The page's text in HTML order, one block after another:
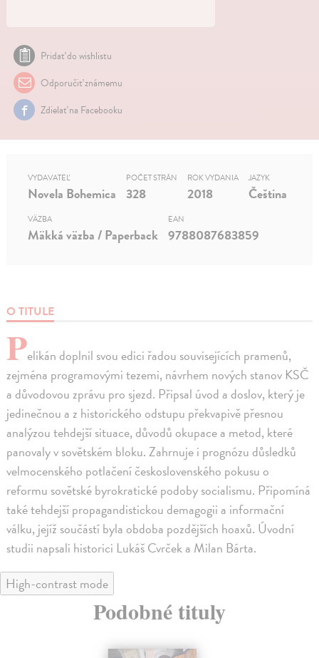
Pridať do wishlistu
Odporučiť známemu
Zdielať na Facebooku
O TITULE
Pelikán doplnil svou edici řadou souvisejících pramenů,
zejména programovými tezemi, návrhem nových stanov KSČ
a důvodovou zprávu pro sjezd. Připsal úvod a doslov, který je
jedinečnou a z historického odstupu překvapivě přesnou
analýzou tehdejší situace, důvodů okupace a metod, které
panovaly v sovětském bloku. Zahrnuje i prognózu důsledků
velmocenského potlačení československého pokusu o
reformu sovětské byrokratické podoby socialismu. Připomíná
také tehdejší propagandistickou demagogii a informační
válku, jejíž součástí byla obdoba pozdějších hoaxů. Úvodní
studii napsali historici Lukáš Cvrček a Milan Bárta.
VYDAVATEĽ
Novela Bohemica
POČET STRÁN
328
ROK VYDANIA
2018
JAZYK
Čeština
VÄZBA
Mäkká väzba / Paperback
EAN
9788087683859
High-contrast mode
Podobné tituly